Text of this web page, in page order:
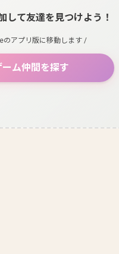
して友達を見つけよう！
のアプリ版に移動します /
ーム仲間を探す